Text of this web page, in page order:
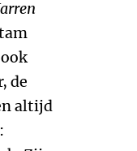
de
altijd